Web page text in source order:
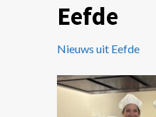
Eefde
Nieuws uit Eefde